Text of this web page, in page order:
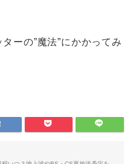
ーの”魔法”にかかってみ